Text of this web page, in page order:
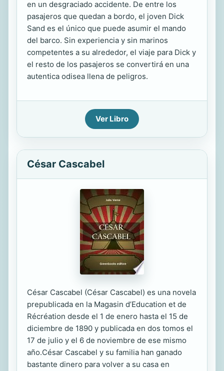
en un desgraciado accidente. De entre los
pasajeros que quedan a bordo, el joven Dick
Sand es el único que puede asumir el mando
del barco. Sin experiencia y sin marinos
competentes a su alrededor, el viaje para Dick y
el resto de los pasajeros se convertirá en una
autentica odisea llena de peligros.
Ver Libro
César Cascabel
César Cascabel (César Cascabel) es una novela
prepublicada en la Magasin d’Education et de
Récréation desde el 1 de enero hasta el 15 de
diciembre de 1890 y publicada en dos tomos el
17 de julio y el 6 de noviembre de ese mismo
año.César Cascabel y su familia han ganado
bastante dinero para volver a su casa en